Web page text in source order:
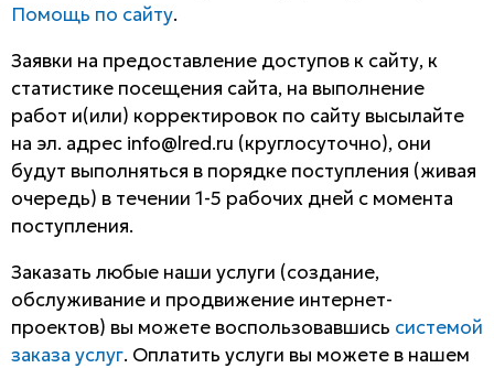
Помощь по сайту.
Заявки на предоставление доступов к сайту, к
статистике посещения сайта, на выполнение
работ и(или) корректировок по сайту высылайте
на эл. адрес info@lred.ru (круглосуточно), они
будут выполняться в порядке поступления (живая
очередь) в течении 1-5 рабочих дней с момента
поступления.
Заказать любые наши услуги (создание,
обслуживание и продвижение интернет-
проектов) вы можете воспользовавшись системой
заказа услуг. Оплатить услуги вы можете в нашем